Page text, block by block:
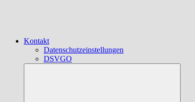
Kontakt
Datenschutzeinstellungen
DSVGO